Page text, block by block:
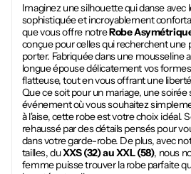
Imaginez une silhouette qui danse avec
sophistiquée et incroyablement
que vous offre notreRobe
conçue pour celles qui recherchent une
porter. Fabriquée dans une mousseline
longue épouse délicatement vos
flatteuse, tout en vous offrant une
Que ce soit pour un mariage, une soirée
événement où vous souhaitez
à l'aise, cette robe est votre choix idéal.
rehaussé par des détails pensés pour
dans votre garde-robe. De plus, avec
tailles, duXXS (32) au XXL (58), nous
femme puisse trouver la robe parfaite